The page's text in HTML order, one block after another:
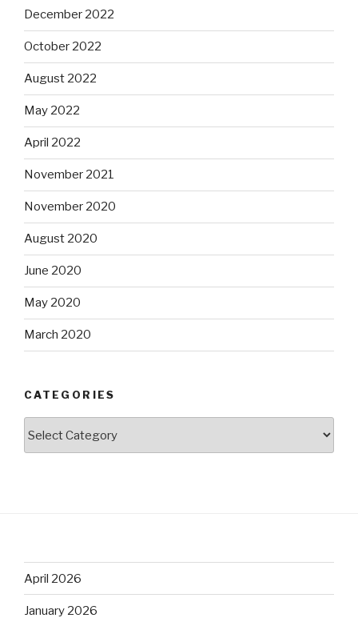
December 2022
October 2022
August 2022
May 2022
April 2022
November 2021
November 2020
August 2020
June 2020
May 2020
March 2020
CATEGORIES
April 2026
January 2026